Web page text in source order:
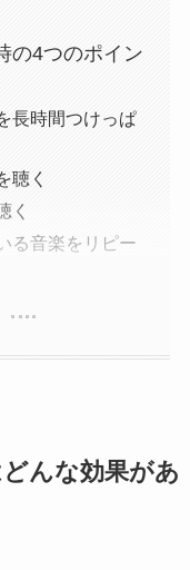
の4つのポイン
長時間つけっぱ
聴く
く
る音楽をリピー
んな効果があ